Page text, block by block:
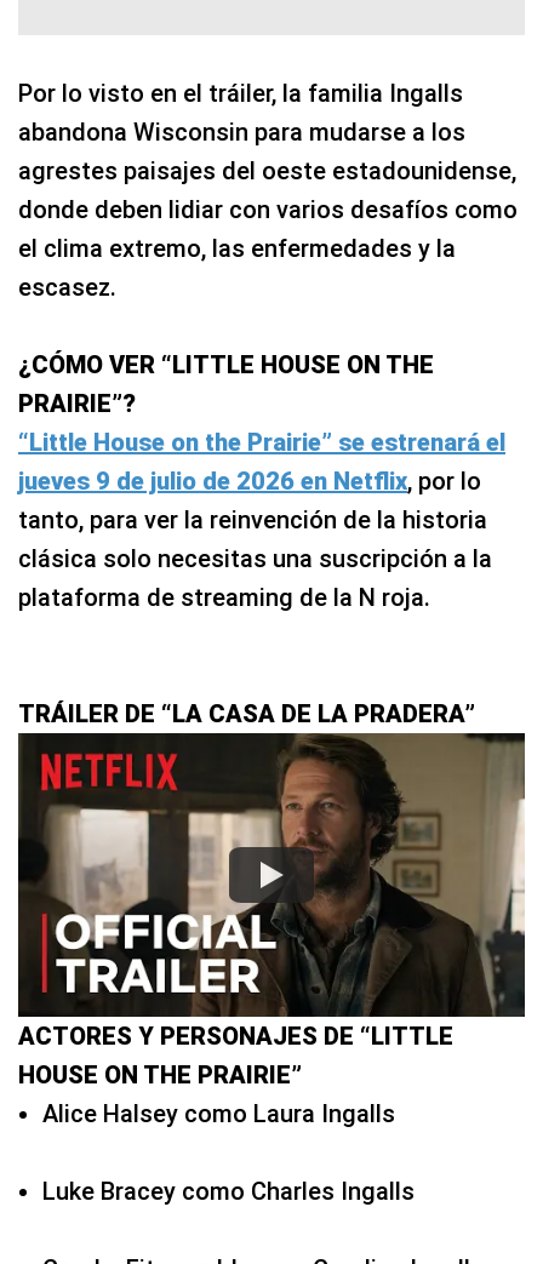
Por lo visto en el tráiler, la familia Ingalls
abandona Wisconsin para mudarse a los
agrestes paisajes del oeste estadounidense,
donde deben lidiar con varios desafíos como
el clima extremo, las enfermedades y la
escasez.
¿CÓMO VER “LITTLE HOUSE ON THE
PRAIRIE”?
“Little House on the Prairie” se estrenará el
jueves 9 de julio de 2026 en Netflix, por lo
tanto, para ver la reinvención de la historia
clásica solo necesitas una suscripción a la
plataforma de streaming de la N roja.
TRÁILER DE “LA CASA DE LA PRADERA”
ACTORES Y PERSONAJES DE “LITTLE
HOUSE ON THE PRAIRIE”
Alice Halsey como Laura Ingalls
Luke Bracey como Charles Ingalls